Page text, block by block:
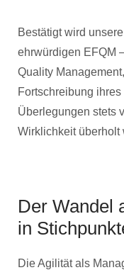
Bestätigt wird
ehrwürdigen EFQM
Quality
Fortschreibung
Überlegungen stets
Wirklichkeit überholt
Der Wandel
in
Die Agilität als